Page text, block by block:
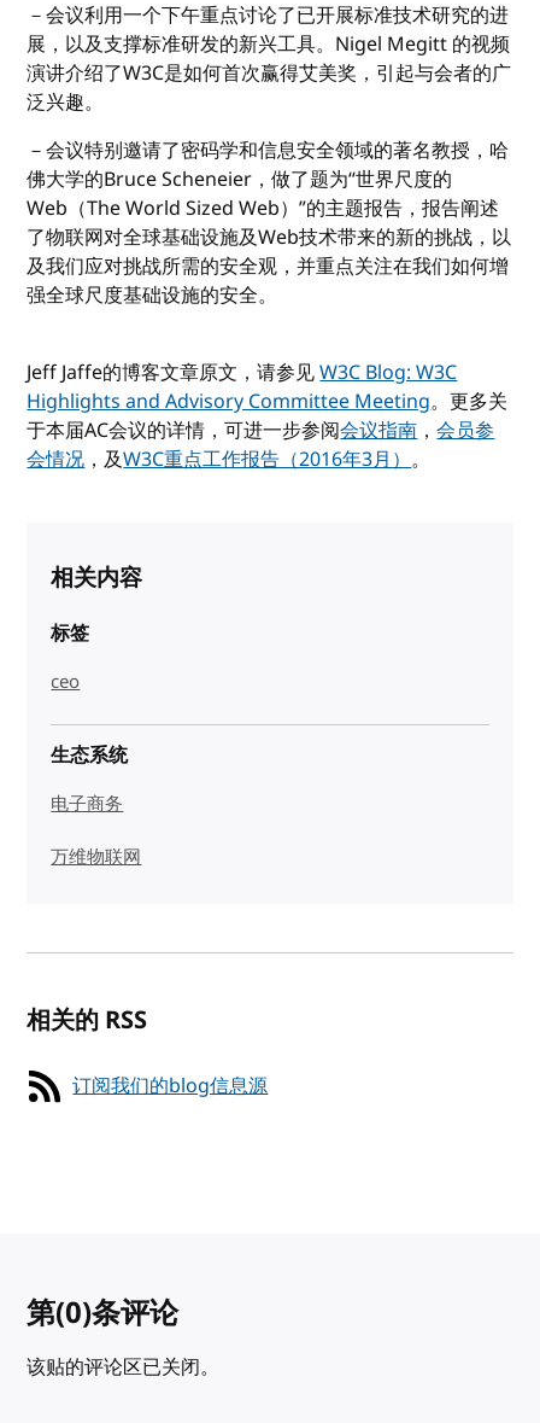
－会议利用一个下午重点讨论了已开展标准技术研究的进
展，以及支撑标准研发的新兴工具。Nigel Megitt 的视频
演讲介绍了W3C是如何首次赢得艾美奖，引起与会者的广
泛兴趣。
－会议特别邀请了密码学和信息安全领域的著名教授，哈
佛大学的Bruce Scheneier，做了题为“世界尺度的
Web（The World Sized Web）”的主题报告，报告阐述
了物联网对全球基础设施及Web技术带来的新的挑战，以
及我们应对挑战所需的安全观，并重点关注在我们如何增
强全球尺度基础设施的安全。
Jeff Jaffe的博客文章原文，请参见W3C Blog: W3C
Highlights and Advisory Committee Meeting。更多关
于本届AC会议的详情，可进一步参阅会议指南，会员参
会情况，及W3C重点工作报告（2016年3月）。
相关内容
标签
ceo
生态系统
电子商务
万维物联网
相关的 RSS
订阅我们的blog信息源
第(0)条评论
该贴的评论区已关闭。